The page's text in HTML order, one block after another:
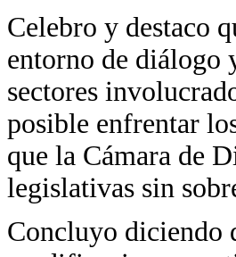
Celebro y destaco
entorno de diálogo
sectores
posible enfrentar
que la Cámara de
legislativas sin
Concluyo diciendo